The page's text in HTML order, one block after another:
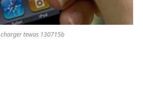
charger tewas 130715b